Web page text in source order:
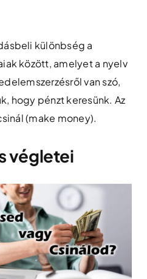
különbség a
között, amelyet a nyelv
van szó,
hogy pénzt keresünk. Az
(make money).
végletei